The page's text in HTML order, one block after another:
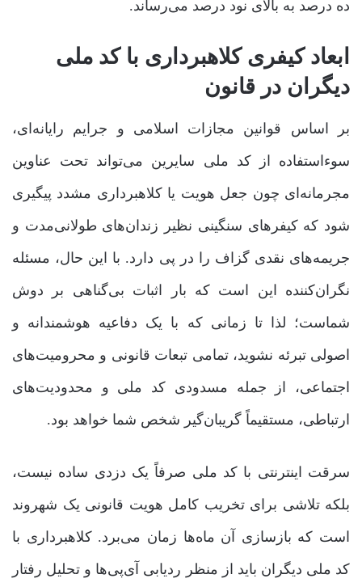
ده درصد به بالای نود درصد می‌رساند.
ابعاد کیفری کلاهبرداری با کد ملی
دیگران در قانون
بر اساس قوانین مجازات اسلامی و جرایم رایانه‌ای،
سوءاستفاده از کد ملی سایرین می‌تواند تحت عناوین
مجرمانه‌ای چون جعل هویت یا کلاهبرداری مشدد پیگیری
شود که کیفرهای سنگینی نظیر زندان‌های طولانی‌مدت و
جریمه‌های نقدی گزاف را در پی دارد. با این حال، مسئله
نگران‌کننده این است که بار اثبات بی‌گناهی بر دوش
شماست؛ لذا تا زمانی که با یک دفاعیه هوشمندانه و
اصولی تبرئه نشوید، تمامی تبعات قانونی و محرومیت‌های
اجتماعی، از جمله مسدودی کد ملی و محدودیت‌های
ارتباطی، مستقیماً گریبان‌گیر شخص شما خواهد بود.
سرقت اینترنتی با کد ملی صرفاً یک دزدی ساده نیست،
بلکه تلاشی برای تخریب کامل هویت قانونی یک شهروند
است که بازسازی آن ماه‌ها زمان می‌برد. کلاهبرداری با
کد ملی دیگران باید از منظر ردیابی آی‌پی‌ها و تحلیل رفتار